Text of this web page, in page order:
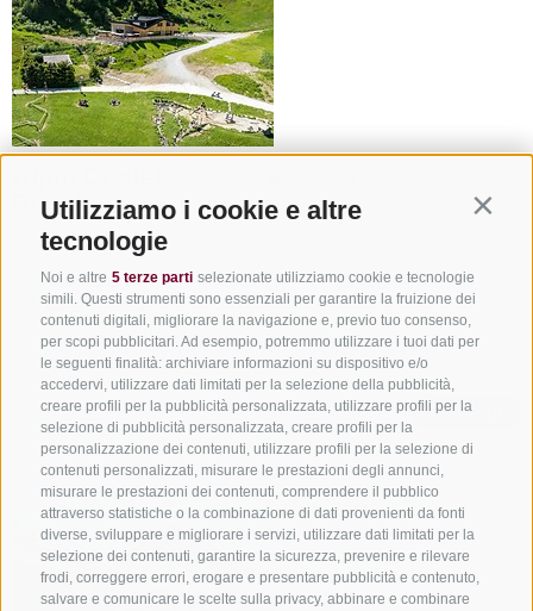
Utilizziamo i cookie e altre
tecnologie
Noi e altre 5 terze parti selezionate utilizziamo cookie e tecnologie
simili. Questi strumenti sono essenziali per garantire la fruizione dei
contenuti digitali, migliorare la navigazione e, previo tuo consenso,
per scopi pubblicitari. Ad esempio, potremmo utilizzare i tuoi dati per
le seguenti finalità: archiviare informazioni su dispositivo e/o
accedervi, utilizzare dati limitati per la selezione della pubblicità,
creare profili per la pubblicità personalizzata, utilizzare profili per la
selezione di pubblicità personalizzata, creare profili per la
personalizzazione dei contenuti, utilizzare profili per la selezione di
contenuti personalizzati, misurare le prestazioni degli annunci,
misurare le prestazioni dei contenuti, comprendere il pubblico
attraverso statistiche o la combinazione di dati provenienti da fonti
diverse, sviluppare e migliorare i servizi, utilizzare dati limitati per la
selezione dei contenuti, garantire la sicurezza, prevenire e rilevare
frodi, correggere errori, erogare e presentare pubblicità e contenuto,
salvare e comunicare le scelte sulla privacy, abbinare e combinare
Rosskopf
Vedi su mappa
Monte Cavallo - 39049 Vipiteno
+39 0472 765364
info@alpinchalet-rosskopf.it
www.alpinchalet-rosskopf.it
Dettagli